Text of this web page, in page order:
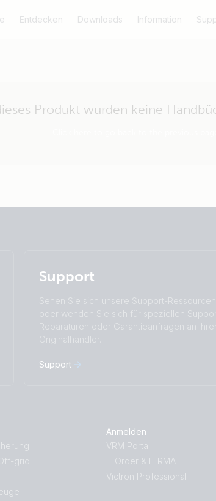
Entdecken Downloads Information
Produkt wurden keine
Čeština
English
Español
Français
Italiano
Magyar
Nederlands
Română
I agree to receive the newsletter and
Support
Sehen Sie sich unsere Support-Ressourcen
oder wenden Sie sich für speziellen
Reparaturen oder Garantieanfragen an Ihren
Originalhändler.
Support
grid
Anmelden
VRM Portal
E-Order & E-RMA
Victron Professional